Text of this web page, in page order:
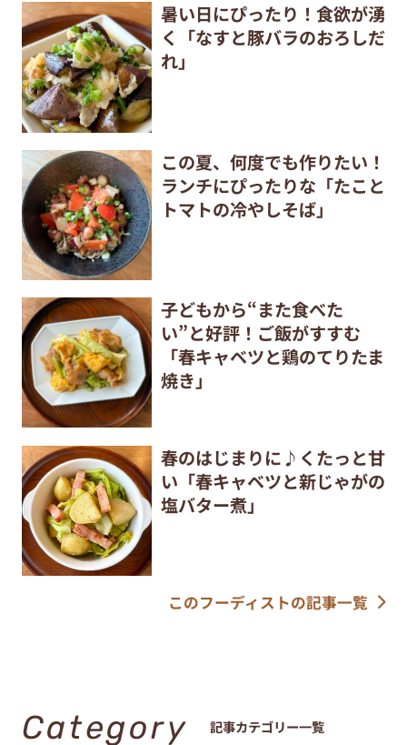
暑い日にぴったり！食欲が湧
く「なすと豚バラのおろしだ
れ」
この夏、何度でも作りたい！
ランチにぴったりな「たこと
トマトの冷やしそば」
子どもから“また食べた
い”と好評！ご飯がすすむ
「春キャベツと鶏のてりたま
焼き」
春のはじまりに♪くたっと甘
い「春キャベツと新じゃがの
塩バター煮」
このフーディストの記事一覧
Category 記事カテゴリー一覧